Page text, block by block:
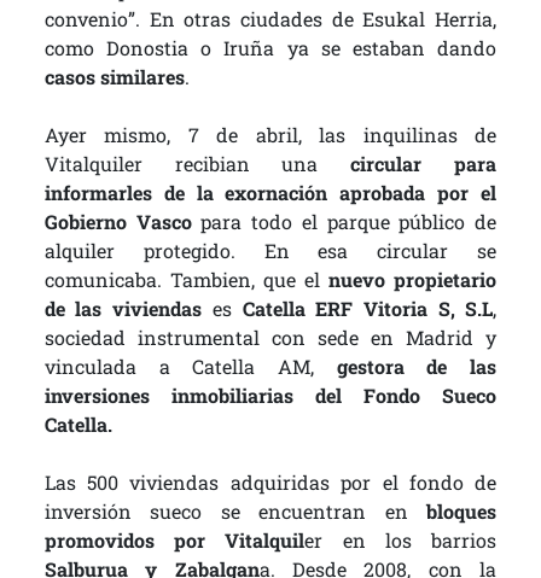
convenio”. En otras ciudades de Esukal Herria,
como Donostia o Iruña ya se estaban dando
casos similares.
Ayer mismo, 7 de abril, las inquilinas de
Vitalquiler recibian unacircular para
informarles de la exornación aprobada por el
Gobierno Vascopara todo el parque público de
alquiler protegido. En esa circular se
comunicaba. Tambien, que el nuevo propietario
de las viviendas es Catella ERF Vitoria S, S.L,
sociedad instrumental con sede en Madrid y
vinculada a Catella AM, gestora de las
inversiones inmobiliarias del Fondo Sueco
Catella.
Las 500 viviendas adquiridas por el fondo de
inversión sueco se encuentran enbloques
promovidos por Vitalquiler en los barrios
Salburua y Zabalgana. Desde 2008, con la